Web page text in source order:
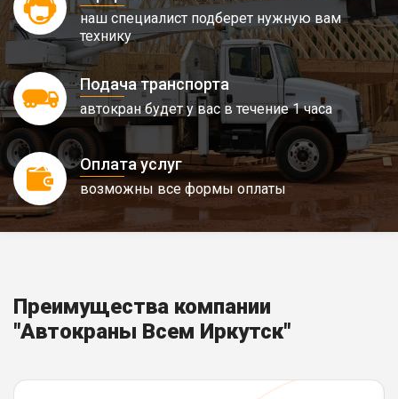
наш специалист подберет нужную вам
технику
Подача транспорта
автокран будет у вас в течение 1 часа
Оплата услуг
возможны все формы оплаты
Преимущества компании
"Автокраны Всем Иркутск"